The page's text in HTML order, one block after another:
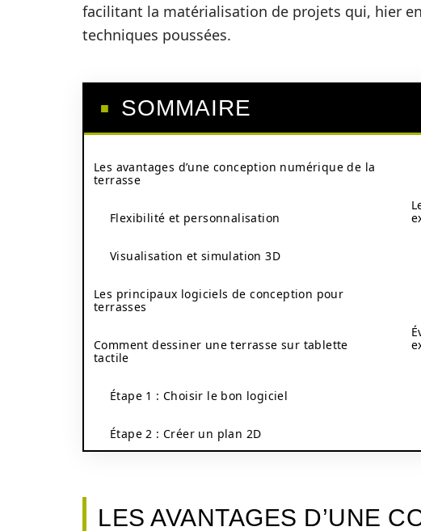
facilitant la matérialisation de projets qui, hier
techniques poussées.
SOMMAIRE
Les avantages d’une conception numérique de la
terrasse
Flexibilité et personnalisation
Visualisation et simulation 3D
Les principaux logiciels de conception pour
terrasses
Comment dessiner une terrasse sur tablette
tactile
Étape 1 : Choisir le bon logiciel
Étape 2 : Créer un plan 2D
LES AVANTAGES D’UNE